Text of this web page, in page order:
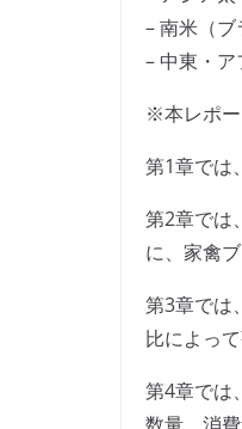
– 南米（ブ
– 中東・ア
※本レポー
第1章では
第2章では
に、家禽
第3章では
比によっ
第4章では